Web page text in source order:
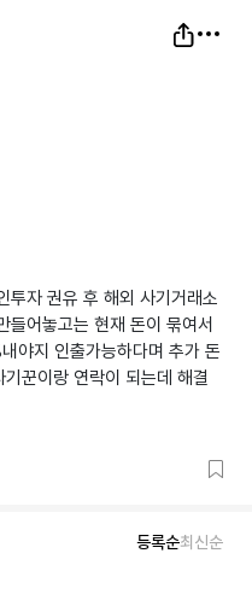
투자 권유 후 해외 사기거래소
들어놓고는 현재 돈이 묶여서
야지 인출가능하다며 추가 돈
꾼이랑 연락이 되는데 해결
등록순최신순